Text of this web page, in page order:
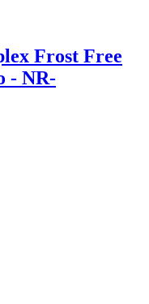
Frost Free
- NR-